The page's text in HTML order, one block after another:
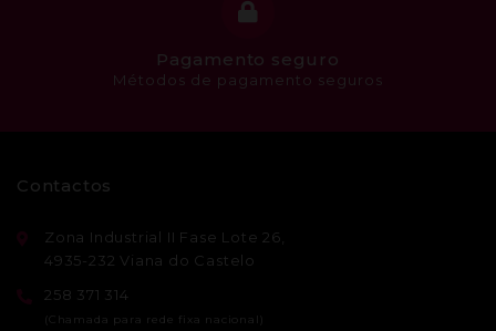
Pagamento seguro
Métodos de pagamento seguros
Contactos
Zona Industrial II Fase Lote 26,
4935-232 Viana do Castelo
258 371 314